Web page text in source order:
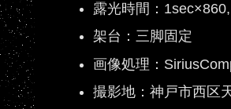
露光時間：
架台：三脚固定
画像処理：
撮影地：神戸市西区